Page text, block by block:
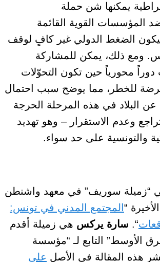
يمكنها شن حملة
المؤسسات القوية القائمة
الضغط الدولي غير كافٍ لوقف
ومع ذلك، يمكن للمشاركة
دوراً محورياً حين تكون التحوّلات
للخطر ، مما يوضح سبب احتمال
عن البلاد في هذه المرحلة الحرجة
وعدم الاستقرار– وهو تهديد
والتونسية على حد سواء.
“زميلة سوريف” في معهد واشنطن
“ المجتمع المدني في تونس:
“. سارة يركس هي زميلة أقدم
الأوسط” التابع لـ “مؤسسة
هذه المقالة في الأصل على